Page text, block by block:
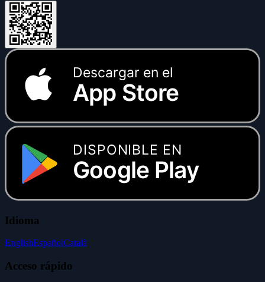
Descargar en el
App Store
DISPONIBLE EN
Google Play
Idioma
EnglishEspañolCatalà
Acceso rápido